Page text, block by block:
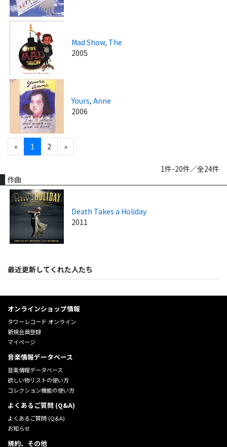
Mad Show, The
2005
Yours, Anne
2006
« 1 2 »
1件-20件／全24件
作曲
Death Takes a Holiday
2011
最近更新してくれた人たち
オンラインショップ情報
タワーレコード オンライン
新規会員登録
マイページ
音楽情報データベース
音楽情報データベース
欲しい物リストの使い方
コレクション機能の使い方
よくあるご質問 (Q&A)
よくあるご質問 (Q&A)
お知らせ
規約、その他